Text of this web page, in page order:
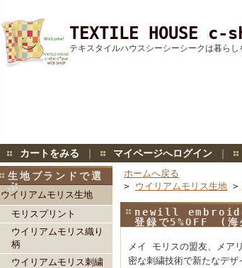
TEXTILE HOUSE c-
テキスタイルハウスシーシーシークは暮らし
カートをみる ｜ マイページへログイン ｜
生地ブランドで選
ぶ
ウイリアムモリス生地
モリスプリント
ウイリアムモリス織り
柄
ウイリアムモリス刺繍
ホームへ戻る
> ウイリアムモリス生地 >
newill
登録で5%OFF (
メイ モリスの盟友、メア
密な刺繍技術で新たなデ